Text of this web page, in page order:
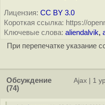
Лицензия: CC BY 3.0
Короткая ссылка: https://
Ключевые слова: aliendalvik,
При перепечатке указание
Обсуждение
(74)
Ajax 1